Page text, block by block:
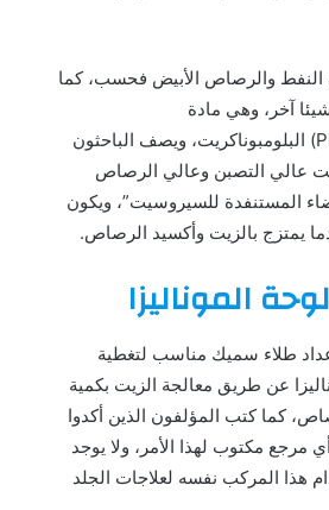
النفط والرصاص الأبيض فحسب، كما
آخر، وهي مادة
(Pb5(CO3)3O(OH)2) البلومبوناكريت، ويصف الباحثون
عالي التصبن وعالي الرصاص
المستنفدة للسيروسيت”، ويكون
يمتزج بالزيت وأكسيد الرصاص.
الموناليزا
طلاء سميك مناسب لتغطية
عن طريق معالجة الزيت بكمية
كما كتب المؤلفون الذين أكدوا
مرجع مكتوب لهذا الأمر، ولا يوجد
هذا المركب نفسه لعلاجات الجلد